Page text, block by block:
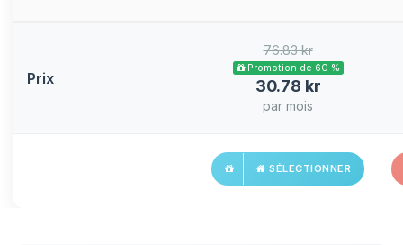
Prix
76.83 kr
Promotion de 60 %
30.78 kr
par mois
SÉLECTIONNER